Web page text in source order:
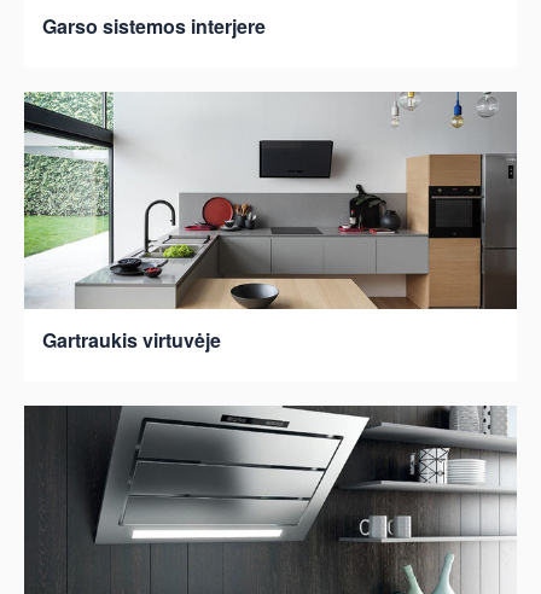
Garso sistemos interjere
Gartraukis virtuvėje